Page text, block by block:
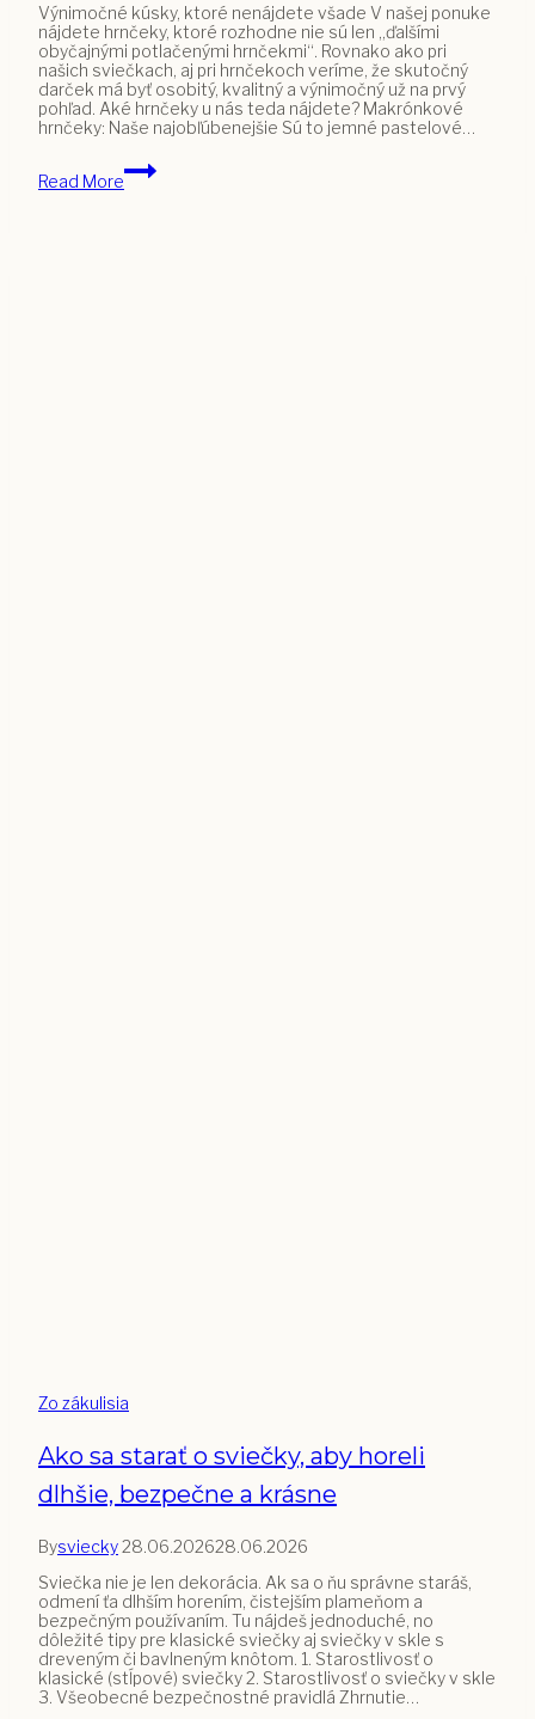
Výnimočné kúsky, ktoré nenájdete všade V našej ponuke
nájdete hrnčeky, ktoré rozhodne nie sú len „ďalšími
obyčajnými potlačenými hrnčekmi“. Rovnako ako pri
našich sviečkach, aj pri hrnčekoch veríme, že skutočný
darček má byť osobitý, kvalitný a výnimočný už na prvý
pohľad. Aké hrnčeky u nás teda nájdete? Makrónkové
hrnčeky: Naše najobľúbenejšie Sú to jemné pastelové…
Read More
Naše
hrnčeky
Zo zákulisia
Ako sa starať o sviečky, aby horeli
dlhšie, bezpečne a krásne
Bysviecky28.06.202628.06.2026
Sviečka nie je len dekorácia. Ak sa o ňu správne staráš,
odmení ťa dlhším horením, čistejším plameňom a
bezpečným používaním. Tu nájdeš jednoduché, no
dôležité tipy pre klasické sviečky aj sviečky v skle s
dreveným či bavlneným knôtom. 1. Starostlivosť o
klasické (stĺpové) sviečky 2. Starostlivosť o sviečky v skle
3. Všeobecné bezpečnostné pravidlá Zhrnutie…